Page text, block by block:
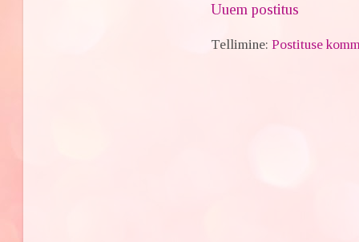
Uuem postitus
Tellimine:Postituse